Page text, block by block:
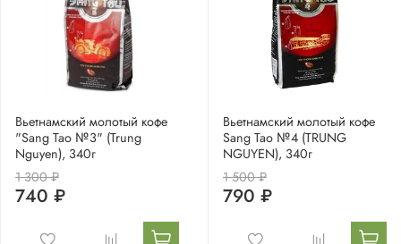
Вьетнамский молотый кофе
"Sang Tao №3" (Trung
Nguyen), 340г
1 300 ₽
740 ₽
Вьетнамский молотый кофе
Sang Tao №4 (TRUNG
NGUYEN), 340г
1 500 ₽
790 ₽